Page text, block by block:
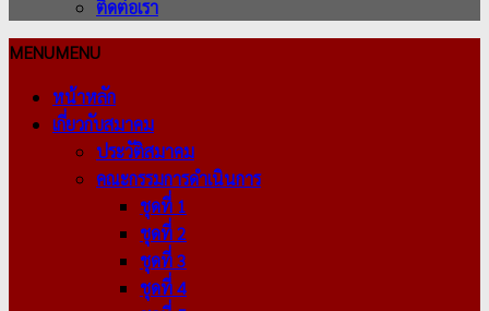
ติดต่อเรา
MENUMENU
หน้าหลัก
เกี่ยวกับสมาคม
ประวัติสมาคม
คณะกรรมการดำเนินการ
ชุดที่ 1
ชุดที่ 2
ชุดที่ 3
ชุดที่ 4